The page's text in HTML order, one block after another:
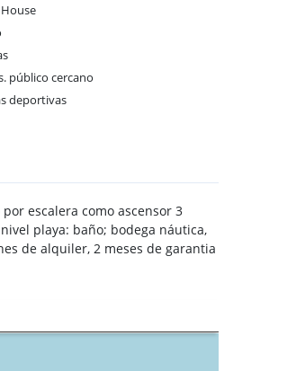
público cercano
deportivas
escalera como ascensor 3
playa: baño; bodega náutica,
de alquiler, 2 meses de garantia